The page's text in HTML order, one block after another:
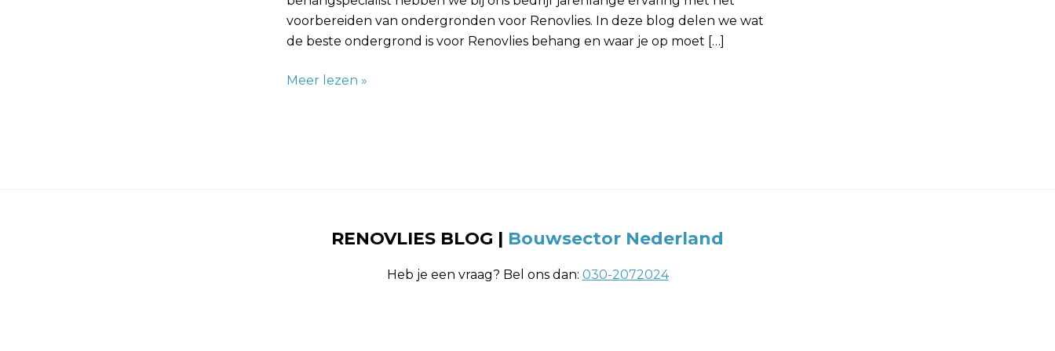
voorbereiden van ondergronden voor Renovlies. In deze blog delen we wat
de beste ondergrond is voor Renovlies behang en waar je op moet […]
Meer lezen »
RENOVLIES BLOG | Bouwsector Nederland
Heb je een vraag? Bel ons dan: 030-2072024